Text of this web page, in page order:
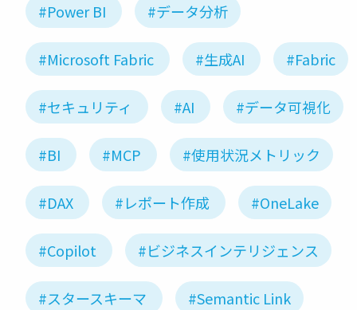
#Power BI #データ分析
#Microsoft Fabric #生成AI #Fabric
#セキュリティ #AI #データ可視化
#BI #MCP #使用状況メトリック
#DAX #レポート作成 #OneLake
#Copilot #ビジネスインテリジェンス
#スタースキーマ #Semantic Link